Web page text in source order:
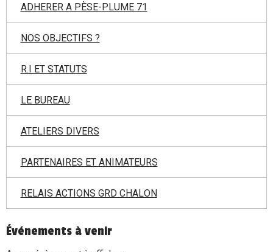
ADHERER A PÈSE-PLUME 71
NOS OBJECTIFS ?
R.I ET STATUTS
LE BUREAU
ATELIERS DIVERS
PARTENAIRES ET ANIMATEURS
RELAIS ACTIONS GRD CHALON
Événements à venir